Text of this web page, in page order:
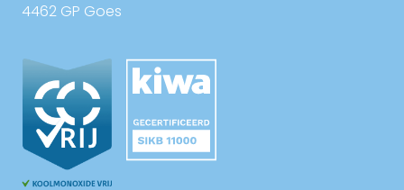
4462 GP Goes